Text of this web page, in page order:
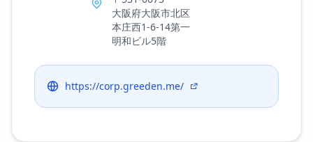
大阪府大阪市北区
本庄西1-6-14第一
明和ビル5階
https://corp.greeden.me/